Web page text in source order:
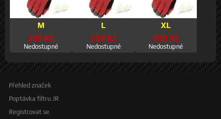
M
390 Kč
Nedostupné
L
390 Kč
Nedostupné
XL
390 Kč
Nedostupné
Přehled značek
Poptávka filtru JR
Registrovat se